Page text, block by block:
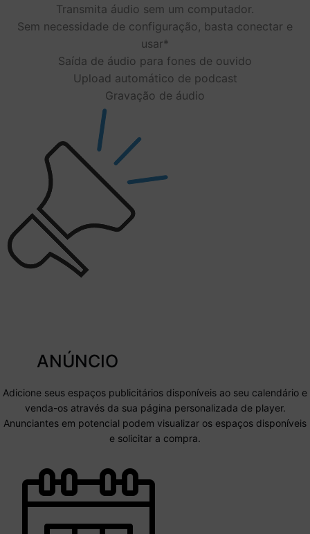
Transmita áudio sem um computador.
Sem necessidade de configuração, basta conectar e
usar*
Saída de áudio para fones de ouvido
Upload automático de podcast
Gravação de áudio
ANÚNCIO
Adicione seus espaços publicitários disponíveis ao seu calendário e
venda-os através da sua página personalizada de player.
Anunciantes em potencial podem visualizar os espaços disponíveis
e solicitar a compra.